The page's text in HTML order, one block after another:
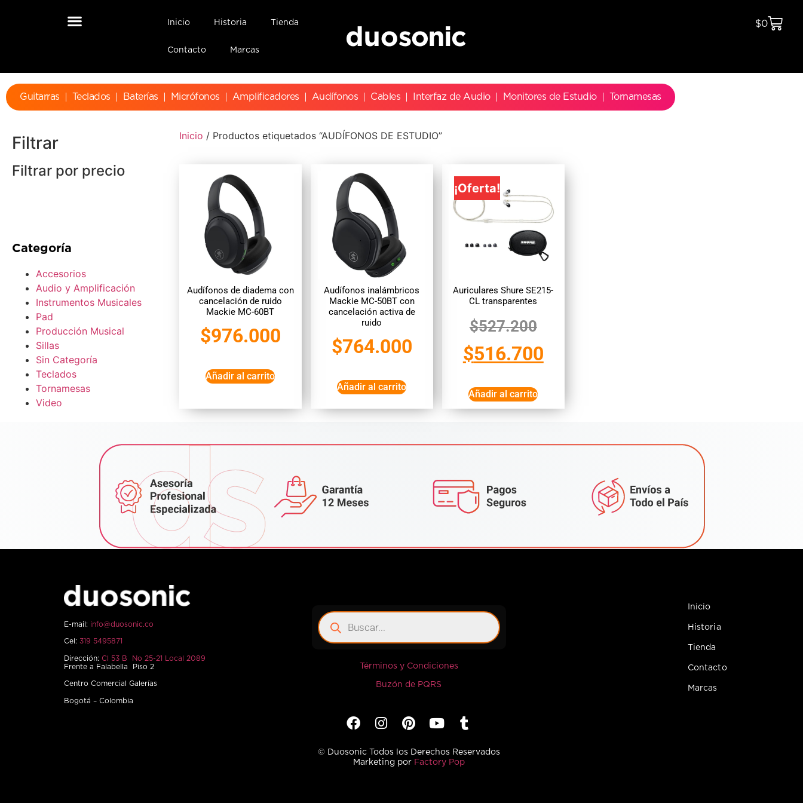
Inicio Historia Tienda
Contacto Marcas
$0
Guitarras Teclados Baterías Micrófonos Amplificadores Audífonos Cables Interfaz de Audio Monitores de Estudio Tornamesas
Filtrar
Filtrar por precio
Categoría
Accesorios
Audio y Amplificación
Instrumentos Musicales
Pad
Producción Musical
Sillas
Sin Categoría
Teclados
Tornamesas
Video
Inicio / Productos etiquetados “AUDÍFONOS DE ESTUDIO”
Audífonos de diadema con
cancelación de ruido
Mackie MC-60BT
$976.000
Añadir al carrito
Audífonos inalámbricos
Mackie MC-50BT con
cancelación activa de
ruido
$764.000
Añadir al carrito
¡Oferta!
Auriculares Shure SE215-
CL transparentes
$527.200
$516.700
Añadir al carrito
E-mail: info@duosonic.co
Cel: 319 5495871
Dirección: Cl 53 B No 25-21 Local 2089
Frente a Falabella Piso 2
Centro Comercial Galerías
Bogotá – Colombia
Términos y Condiciones
Buzón de PQRS
© Duosonic Todos los Derechos Reservados
Marketing por Factory Pop
Inicio
Historia
Tienda
Contacto
Marcas